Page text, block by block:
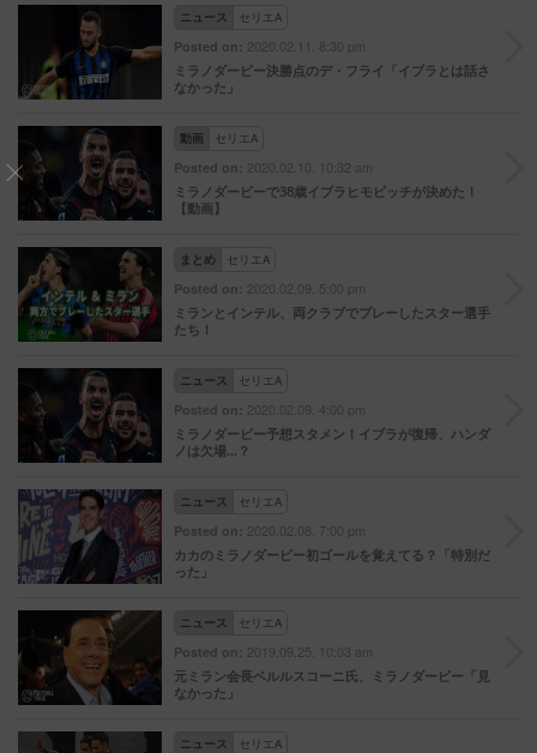
ニュース セリエA
Posted on: 2020.02.11. 8:30 pm
ミラノダービー決勝点のデ・フライ「イブラとは話さ
なかった」
動画 セリエA
Posted on: 2020.02.10. 10:32 am
ミラノダービーで38歳イブラヒモビッチが決めた！
【動画】
まとめ セリエA
Posted on: 2020.02.09. 5:00 pm
ミランとインテル、両クラブでプレーしたスター選手
たち！
ニュース セリエA
Posted on: 2020.02.09. 4:00 pm
ミラノダービー予想スタメン！イブラが復帰、ハンダ
ノは欠場…？
ニュース セリエA
Posted on: 2020.02.08. 7:00 pm
カカのミラノダービー初ゴールを覚えてる？「特別だ
った」
ニュース セリエA
Posted on: 2019.09.25. 10:03 am
元ミラン会長ベルルスコーニ氏、ミラノダービー「見
なかった」
ニュース セリエA